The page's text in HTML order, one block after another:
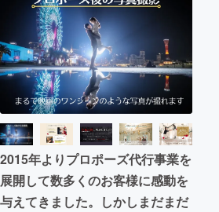
テクノロジー・ガジェット
映像・映画
ビジネス・起業
まちづくり・地域活性化
CAMPFIRE for Social Good
2015年よりプロポーズ代行事業を
展開して数多くのお客様に感動を
与えてきました。しかしまだまだ